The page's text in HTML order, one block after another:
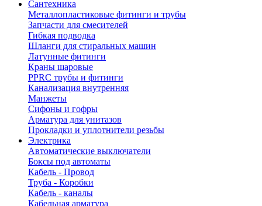
Сантехника
Металлопластиковые фитинги и трубы
Запчасти для смесителей
Гибкая подводка
Шланги для стиральных машин
Латунные фитинги
Краны шаровые
PPRC трубы и фитинги
Канализация внутренняя
Манжеты
Сифоны и гофры
Арматура для унитазов
Прокладки и уплотнители резьбы
Электрика
Автоматические выключатели
Боксы под автоматы
Кабель - Провод
Труба - Коробки
Кабель - каналы
Кабельная арматура